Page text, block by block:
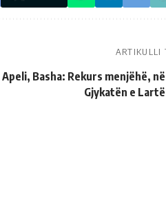
ARTIKULLI
Basha: Rekurs menjëhë, në
Gjykatën e Lartë